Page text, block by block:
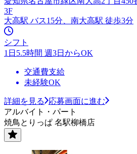
3F
大高駅 バス15分、南大高駅 徒歩3分
シフト
1日5.5時間 週3日からOK
交通費支給
未経験OK
詳細を見る
応募画面に進む
アルバイト・パート
焼鳥とりっぱ 名駅柳橋店